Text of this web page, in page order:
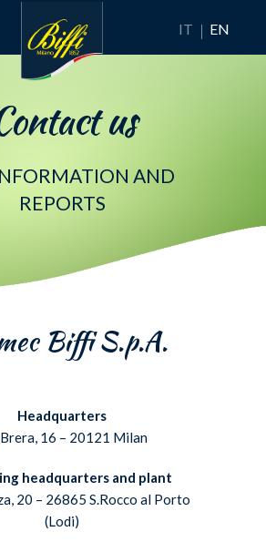
IT EN
us
AND
REPORTS
Biffi S.p.A.
Headquarters
16 – 20121 Milan
headquarters and plant
20 – 26865 S.Rocco al Porto
(Lodi)